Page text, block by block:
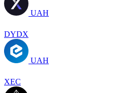
UAH
DYDX
UAH
XEC